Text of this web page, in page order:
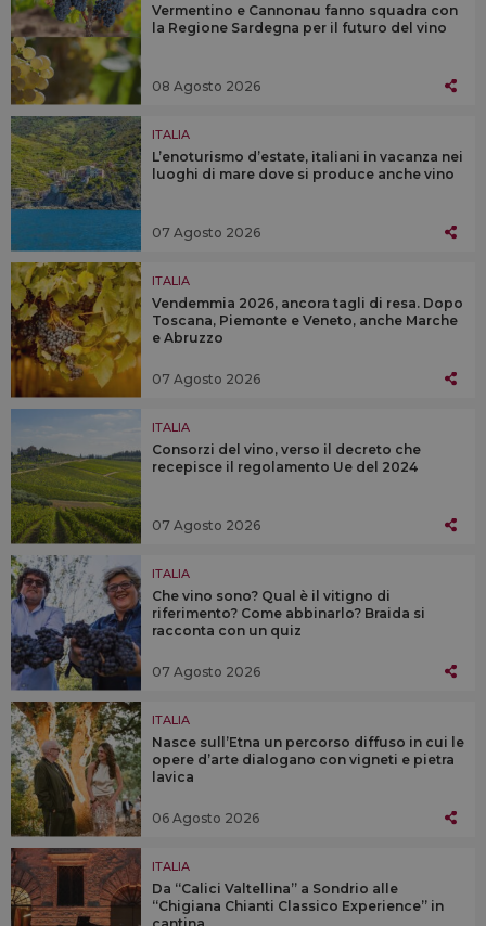
Vermentino e Cannonau fanno squadra con
la Regione Sardegna per il futuro del vino
08 Agosto 2026
ITALIA
L’enoturismo d’estate, italiani in vacanza nei
luoghi di mare dove si produce anche vino
07 Agosto 2026
ITALIA
Vendemmia 2026, ancora tagli di resa. Dopo
Toscana, Piemonte e Veneto, anche Marche
e Abruzzo
07 Agosto 2026
ITALIA
Consorzi del vino, verso il decreto che
recepisce il regolamento Ue del 2024
07 Agosto 2026
ITALIA
Che vino sono? Qual è il vitigno di
riferimento? Come abbinarlo? Braida si
racconta con un quiz
07 Agosto 2026
ITALIA
Nasce sull’Etna un percorso diffuso in cui le
opere d’arte dialogano con vigneti e pietra
lavica
06 Agosto 2026
ITALIA
Da “Calici Valtellina” a Sondrio alle
“Chigiana Chianti Classico Experience” in